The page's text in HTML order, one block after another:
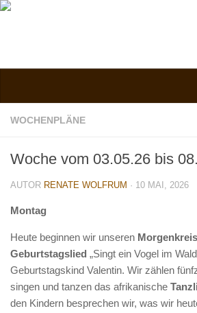
Verein
Kontakt
Vorstand
Kindergarten
Nachmittagsgruppe
Anfahrt
Kosten, Beiträge und Mitgliedschaft
WOCHENPLÄNE
Woche vom 03.05.26 bis
AUTOR RENATE WOLFRUM · 10 MAI, 2026
Montag
Heute beginnen wir unseren
Geburtstagslied „Singt ein Vogel im
Geburtstagskind Valentin. Wir zählen
singen und tanzen das afrikanische
den Kindern besprechen wir, was wir